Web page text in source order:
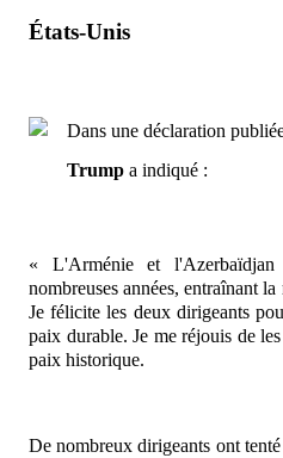
États-Unis
Dans une déclaration
Trump a indiqué :
« L'Arménie et
nombreuses années, entraînant
Je félicite les deux dirigeants
paix durable. Je me réjouis de
paix historique.
De nombreux dirigeants ont